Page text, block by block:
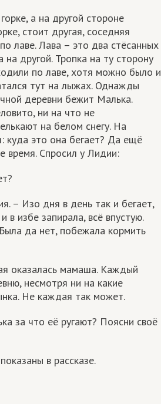
а на другой стороне
стоит другая, соседняя
лаве. Лава – это два стёсанных
на другой. Тропка на ту сторону
по лаве, хотя можно было и
тут на лыжах. Однажды
деревни бежит Малька.
ни на что не
на белом снегу. На
куда это она бегает? Да ещё
время. Спросил у Лидии:
– Изо дня в день так и бегает,
в избе запирала, всё впустую.
да нет, побежала кормить
оказалась мамаша. Каждый
несмотря ни на какие
Не каждая так может.
за что её ругают? Поясни своё
в рассказе.